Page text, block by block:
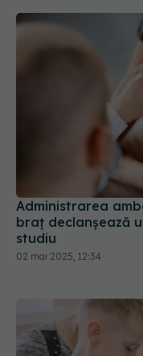
Administrarea
braţ declanşează
studiu
02 mai 2025, 12:34